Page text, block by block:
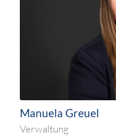
Manuela Greuel
Verwaltung